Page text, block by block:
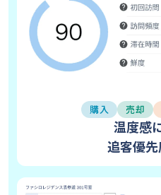
購入 売却
温度感
追客優